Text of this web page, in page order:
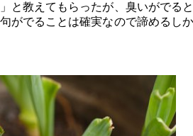
教えてもらったが、臭いがでる
でることは確実なので諦めるし